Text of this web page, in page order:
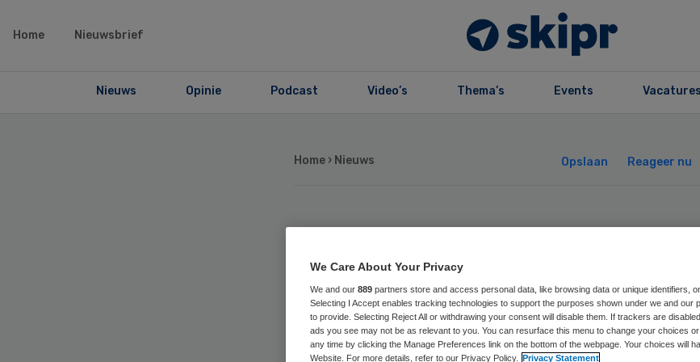
Home Nieuwsbrief
Nieuws Opinie Podcast Video’s Thema’s Events Vacatures
Home › Nieuws Opslaan Reageer nu
Laurentius
benoemt nieuw lid
raad van bestuur
We Care About Your Privacy
We and our 889 partners store and access personal data, like browsing data or unique identifiers,
Selecting I Accept enables tracking technologies to support the purposes shown under we and our
to provide. Selecting Reject All or withdrawing your consent will disable them. If trackers are
ads you see may not be as relevant to you. You can resurface this menu to change your choices
any time by clicking the Manage Preferences link on the bottom of the webpage. Your choices will
Website. For more details, refer to our Privacy Policy. Privacy Statement